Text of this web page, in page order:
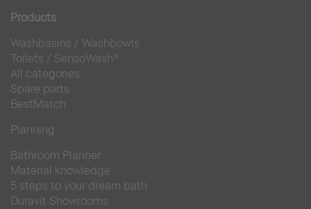
Products
Washbasins / Washbowls
Toilets / SensoWash®
All categories
Spare parts
BestMatch
Planning
Bathroom Planner
Material knowledge
5 steps to your dream bath
Duravit Showrooms